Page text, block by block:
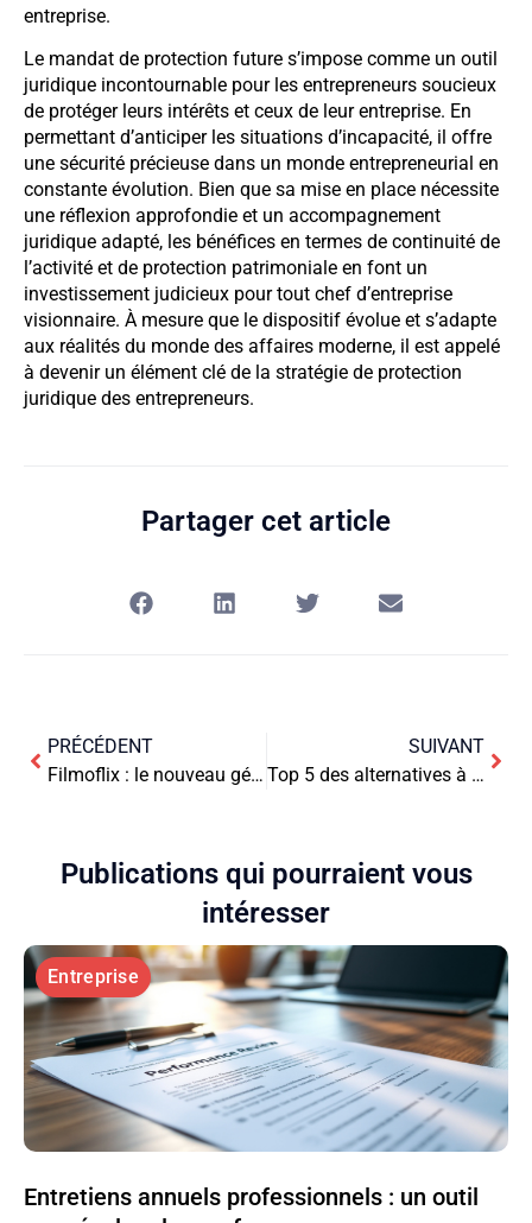
entreprise.
Le mandat de protection future s’impose comme un outil
juridique incontournable pour les entrepreneurs soucieux
de protéger leurs intérêts et ceux de leur entreprise. En
permettant d’anticiper les situations d’incapacité, il offre
une sécurité précieuse dans un monde entrepreneurial en
constante évolution. Bien que sa mise en place nécessite
une réflexion approfondie et un accompagnement
juridique adapté, les bénéfices en termes de continuité de
l’activité et de protection patrimoniale en font un
investissement judicieux pour tout chef d’entreprise
visionnaire. À mesure que le dispositif évolue et s’adapte
aux réalités du monde des affaires moderne, il est appelé
à devenir un élément clé de la stratégie de protection
juridique des entrepreneurs.
Partager cet article
PRÉCÉDENT
Filmoflix : le nouveau géant du streaming ?
SUIVANT
Top 5 des alternatives à Rogzov pour vos achats en ligne
Publications qui pourraient vous
intéresser
Entreprise
Entretiens annuels professionnels : un outil